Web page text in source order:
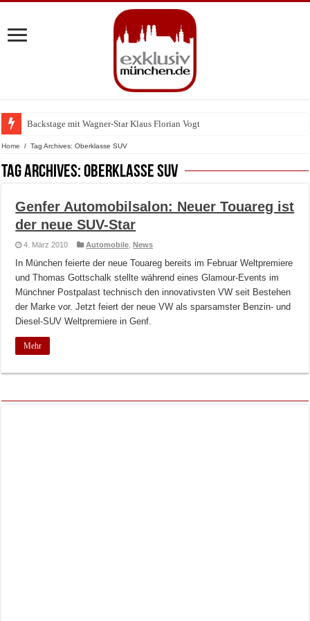
Backstage mit Wagner-Star Klaus Florian Vogt
Zu Gast im Fränk’ness: Sternekoch Alexander Herrmann lädt krebskranke
Home / Tag Archives: Oberklasse SUV
Tag Archives:Oberklasse SUV
Genfer Automobilsalon: Neuer Touareg ist
der neue SUV-Star
4. März 2010 Automobile ,News
In München feierte der neue Touareg bereits im Februar Weltpremiere
und Thomas Gottschalk stellte während eines Glamour-Events im
Münchner Postpalast technisch den innovativsten VW seit Bestehen
der Marke vor. Jetzt feiert der neue VW als sparsamster Benzin- und
Diesel-SUV Weltpremiere in Genf.
Mehr